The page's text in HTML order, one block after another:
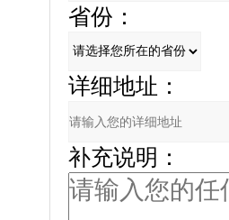
省份：
详细地址：
补充说明：